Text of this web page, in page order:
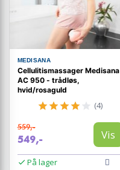
MEDISANA
Cellulitismassager Medisana
AC 950 - trådløs,
hvid/rosaguld
(4)
559,-
549,- Vis
På lager